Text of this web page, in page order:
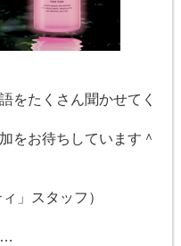
をたくさん聞かせてく
をお待ちしています＾
」スタッフ）